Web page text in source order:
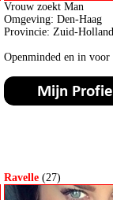
Vrouw zoekt Man
Omgeving: Den-Haag
Provincie: Zuid-Holland
Openminded en in
Ravelle (27)